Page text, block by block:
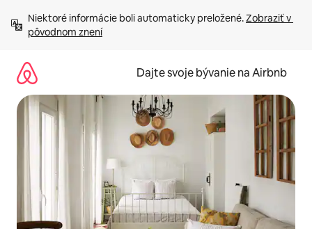
obsah.
Niektoré informácie boli automaticky preložené. Zobraziť v
pôvodnom znení
Dajte svoje bývanie na Airbnb